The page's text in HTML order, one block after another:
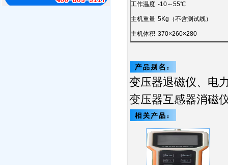
工作温度 -10～55℃
主机重量 5Kg（不含测试线）
主机体积 370×260×280
变压器退磁仪、电
变压器互感器消磁